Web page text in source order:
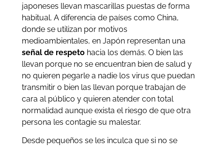
japoneses llevan mascarillas puestas de forma
habitual. A diferencia de países como China,
donde se utilizan por motivos
medioambientales, en Japón representan una
señal de respetohacia los demás. O bien las
llevan porque no se encuentran bien de salud y
no quieren pegarle a nadie los virus que puedan
transmitir o bien las llevan porque trabajan de
cara al público y quieren atender con total
normalidad aunque exista el riesgo de que otra
persona les contagie su malestar.
Desde pequeños se les inculca que si no se